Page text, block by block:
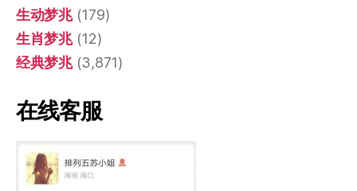
生动梦兆(179)
生肖梦兆(12)
经典梦兆(3,871)
在线客服